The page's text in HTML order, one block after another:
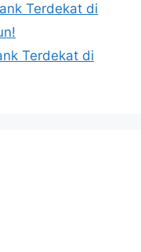
Terdekat di
Terdekat di